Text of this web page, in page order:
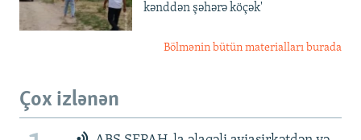
kənddən şəhərə köçək'
Bölmənin bütün materialları burada
Çox izlənən